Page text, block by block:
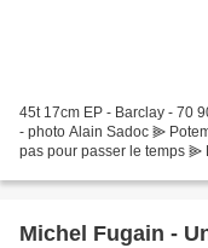
45t 17cm EP - Barclay - 70
- photo Alain Sadoc ⫸
pas pour passer le temps ⫸
Michel Fugain -